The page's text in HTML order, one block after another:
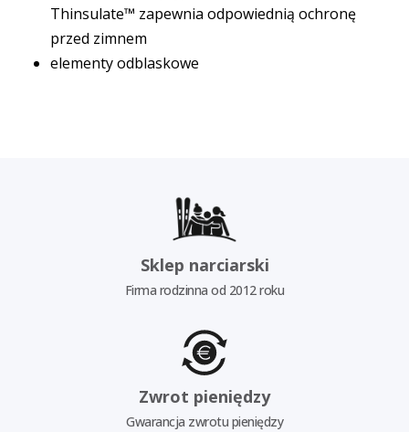
Thinsulate™ zapewnia odpowiednią ochronę
przed zimnem
elementy odblaskowe
Sklep narciarski
Firma rodzinna od 2012 roku
Zwrot pieniędzy
Gwarancja zwrotu pieniędzy